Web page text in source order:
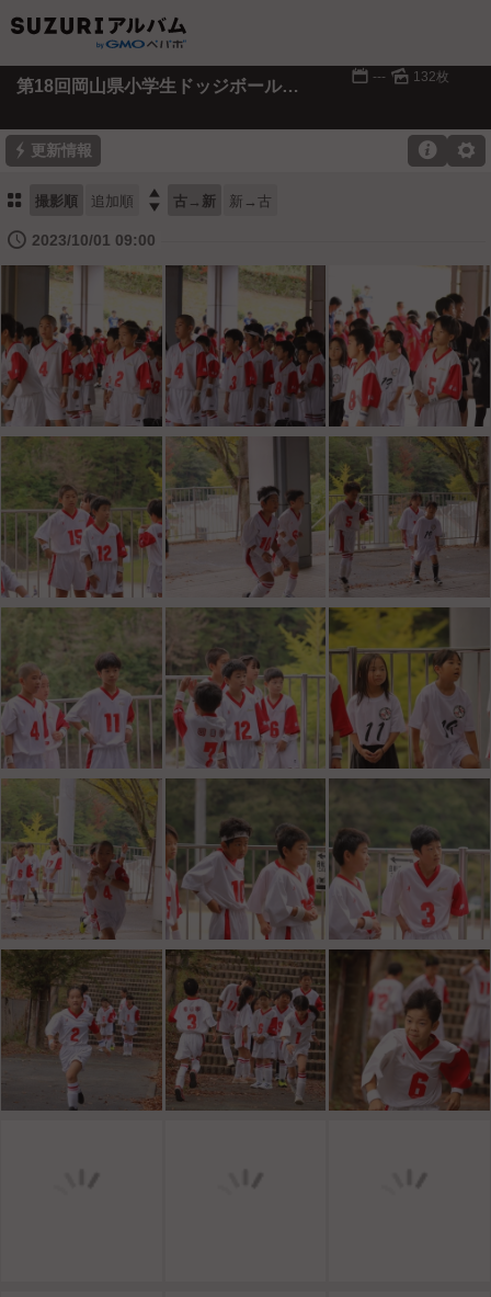
第18回岡山県小学生ドッジボール選手権大会 📅 --- 🌄 132枚
⚡ 更新情報 ⚙

⚏ 撮影順 追加順  古→新 新→古
🕔 2023/10/01 09:00